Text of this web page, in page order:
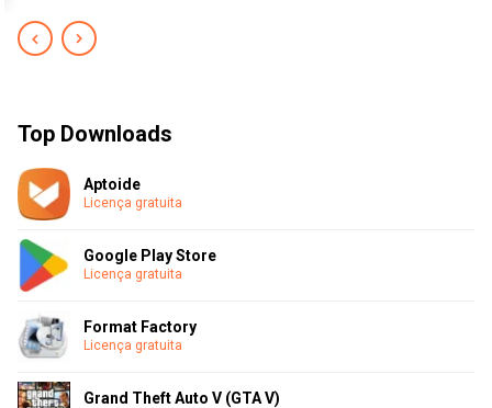
Top Downloads
Aptoide
Licença gratuita
Google Play Store
Licença gratuita
Format Factory
Licença gratuita
Grand Theft Auto V (GTA V)